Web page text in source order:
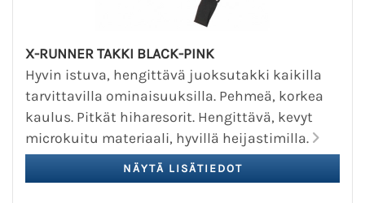
X-RUNNER TAKKI BLACK-PINK
Hyvin istuva, hengittävä juoksutakki kaikilla
tarvittavilla ominaisuuksilla. Pehmeä, korkea
kaulus. Pitkät hiharesorit. Hengittävä, kevyt
microkuitu materiaali, hyvillä heijastimilla.